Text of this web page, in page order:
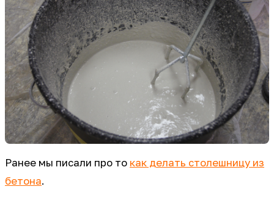
Ранее мы писали про то как делать столешницу из
бетона.